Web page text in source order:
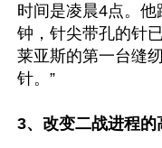
时间是凌晨4点。
钟，针尖带孔的针
莱亚斯的第一台缝
针。”
3、改变二战进程的